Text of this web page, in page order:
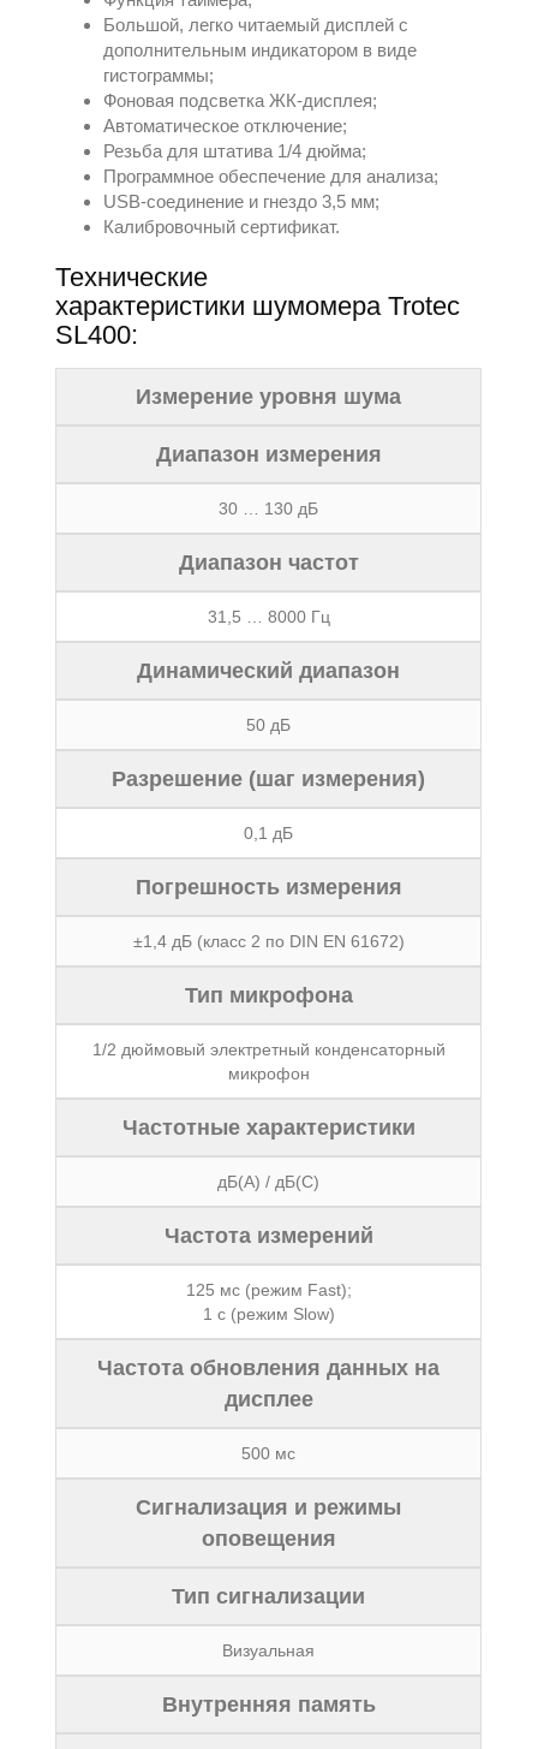
Большой, легко читаемый дисплей с
дополнительным индикатором в виде
гистограммы;
Фоновая подсветка ЖК-дисплея;
Автоматическое отключение;
Резьба для штатива 1/4 дюйма;
Программное обеспечение для анализа;
USB-соединение и гнездо 3,5 мм;
Калибровочный сертификат.
Технические
характеристики шумомера Trotec
SL400:
Измерение уровня шума
Диапазон измерения
30 … 130 дБ
Диапазон частот
31,5 … 8000 Гц
Динамический диапазон
50 дБ
Разрешение (шаг измерения)
0,1 дБ
Погрешность измерения
±1,4 дБ (класс 2 по DIN EN 61672)
Тип микрофона
1/2 дюймовый электретный конденсаторный
микрофон
Частотные характеристики
дБ(А) / дБ(С)
Частота измерений
125 мс (режим Fast);
1 с (режим Slow)
Частота обновления данных на
дисплее
500 мс
Сигнализация и режимы
оповещения
Тип сигнализации
Визуальная
Внутренняя память